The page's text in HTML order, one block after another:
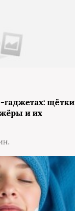
щётки
и их